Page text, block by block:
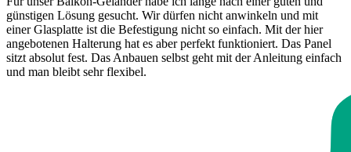
günstigen Lösung gesucht. Wir dürfen nicht anwinkeln und mit
einer Glasplatte ist die Befestigung nicht so einfach. Mit der hier
angebotenen Halterung hat es aber perfekt funktioniert. Das Panel
sitzt absolut fest. Das Anbauen selbst geht mit der Anleitung einfach
und man bleibt sehr flexibel.